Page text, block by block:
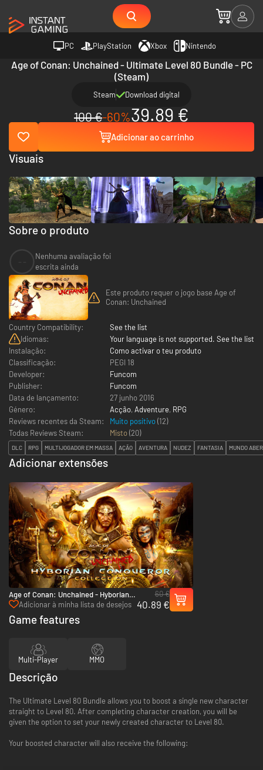
PC PlayStation Xbox Nintendo
Age of Conan: Unchained - Ultimate Level 80 Bundle - PC
(Steam)
Steam Download digital
100 €-60%39.89 €
Adicionar ao carrinho
Sobre o produto
Nenhuma avaliação foi
escrita ainda
Este produto requer o jogo base Age of
Conan: Unchained
Country Compatibility:
See the list
Idiomas:
Your language is not supported. See the list
Instalação:
Como activar o teu produto
Classificação:
PEGI 18
Developer:
Funcom
Publisher:
Funcom
Data de lançamento:
27 junho 2016
Género:
Acção, Adventure, RPG
Reviews recentes da Steam:
Muito positivo(12)
Todas Reviews Steam:
Misto(20)
DLC RPG MULTIJOGADOR EM MASSA AÇÃO AVENTURA NUDEZ FANTASIA MUNDO
Adicionar extensões
Age of Conan: Unchained - Hyborian
Conqueror Collection - PC (Steam)
Adicionar à minha lista de desejos
60 €
40.89 €
Visuais
Game features
Multi-Player MMO
Descrição
The Ultimate Level 80 Bundle allows you to boost a single new character
straight to Level 80. After completing character creation, you will be
given the option to set your newly created character to Level 80.
Your boosted character will also receive the following: